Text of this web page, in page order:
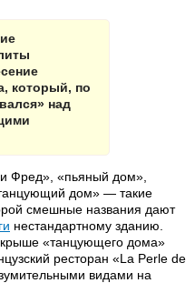
который, по
над
Фред», «пьяный дом»,
дом» — такие
смешные названия дают
нестандартному зданию.
«танцующего дома»
ресторан «La Perle de
видами на